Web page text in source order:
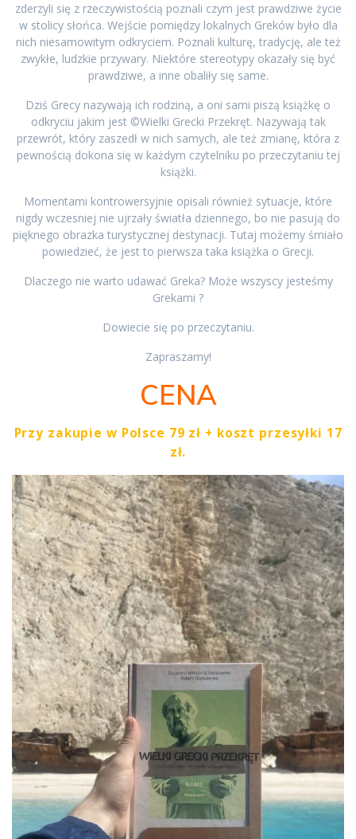
zderzyli się z rzeczywistością poznali czym jest prawdziwe życie
w stolicy słońca. Wejście pomiędzy lokalnych Greków było dla
nich niesamowitym odkryciem. Poznali kulturę, tradycję, ale też
zwykłe, ludzkie przywary. Niektóre stereotypy okazały się być
prawdziwe, a inne obaliły się same.
Dziś Grecy nazywają ich rodziną, a oni sami piszą książkę o
odkryciu jakim jest ©Wielki Grecki Przekręt. Nazywają tak
przewrót, który zaszedł w nich samych, ale też zmianę, która z
pewnością dokona się w każdym czytelniku po przeczytaniu tej
książki.
Momentami kontrowersyjnie opisali również sytuacje, które
nigdy wczesniej nie ujrzały światła dziennego, bo nie pasują do
pięknego obrazka turystycznej destynacji. Tutaj możemy śmiało
powiedzieć, że jest to pierwsza taka książka o Grecji.
Dlaczego nie warto udawać Greka? Może wszyscy jesteśmy
Grekami ?
Dowiecie się po przeczytaniu.
Zapraszamy!
CENA
Przy zakupie w Polsce 79 zł + koszt przesyłki 17
zł.